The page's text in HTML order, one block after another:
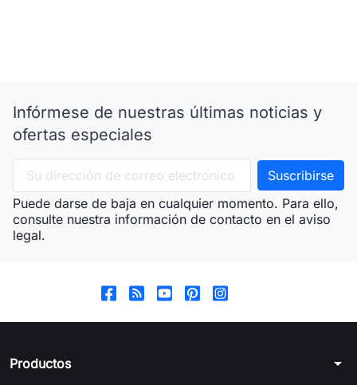
Infórmese de nuestras últimas noticias y
ofertas especiales
Puede darse de baja en cualquier momento. Para ello,
consulte nuestra información de contacto en el aviso
legal.
Productos arrow_drop_down